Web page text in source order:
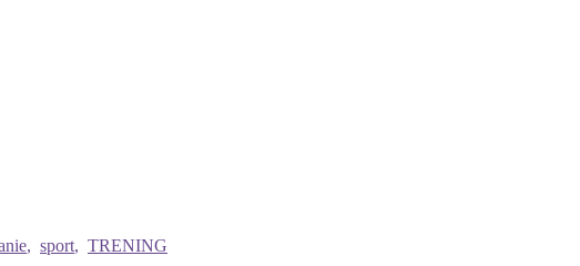
, sport, TRENING